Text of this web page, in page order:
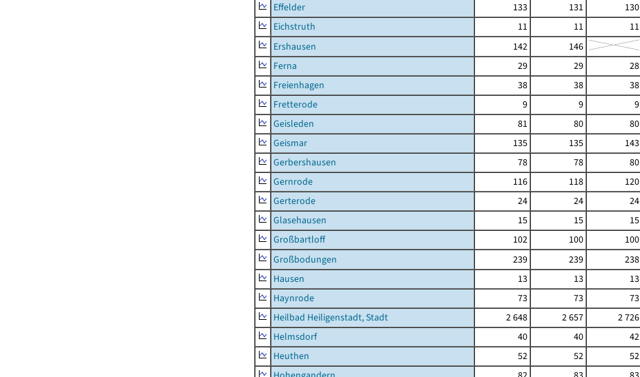
Effelder
133 131 130
Eichstruth
11 11 11
Ershausen
142
146
Ferna
29 29 28
Freienhagen
38 38 38
Fretterode
9 9 9
Geisleden
81 80 80
Geismar
135 135 143
Gerbershausen
78 78 80
Gernrode
116 118 120
Gerterode
24 24 24
Glasehausen
15 15 15
Großbartloff
102 100 100
Großbodungen
239 239 238
Hausen
13 13 13
Haynrode
73 73 73
Heilbad Heiligenstadt, Stadt
2 648 2 657 2 726
Helmsdorf
40 40 42
Heuthen
52 52 52